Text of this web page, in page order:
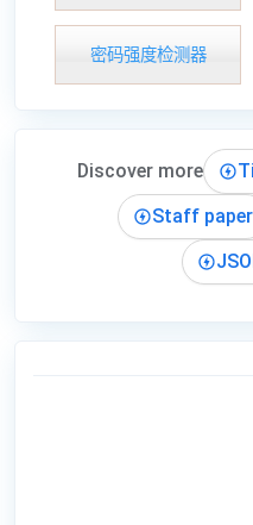
密码强度检测器
Discover more
Staff paper